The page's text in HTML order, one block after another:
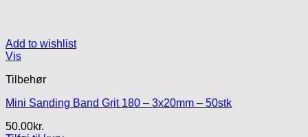
Add to wishlist
Vis
Tilbehør
Mini Sanding Band Grit 180 – 3x20mm – 50stk
50.00kr.